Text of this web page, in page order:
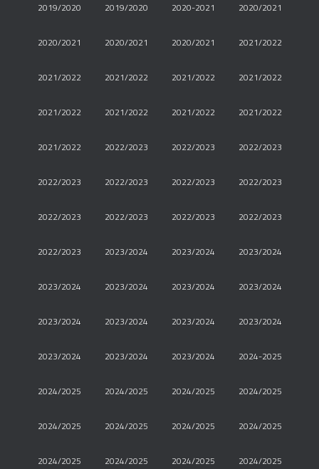
2019/2020 2019/2020 2020-2021 2020/2021
2020/2021 2020/2021 2020/2021 2021/2022
2021/2022 2021/2022 2021/2022 2021/2022
2021/2022 2021/2022 2021/2022 2021/2022
2021/2022 2022/2023 2022/2023 2022/2023
2022/2023 2022/2023 2022/2023 2022/2023
2022/2023 2022/2023 2022/2023 2022/2023
2022/2023 2023/2024 2023/2024 2023/2024
2023/2024 2023/2024 2023/2024 2023/2024
2023/2024 2023/2024 2023/2024 2023/2024
2023/2024 2023/2024 2023/2024 2024-2025
2024/2025 2024/2025 2024/2025 2024/2025
2024/2025 2024/2025 2024/2025 2024/2025
2024/2025 2024/2025 2024/2025 2024/2025